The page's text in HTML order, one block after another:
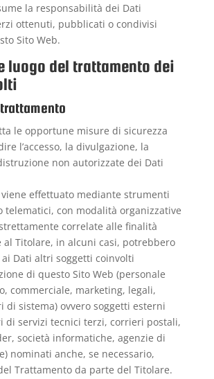
la responsabilità dei Dati
ottenuti, pubblicati o condivisi
Sito Web.
luogo del trattamento dei
le opportune misure di sicurezza
l’accesso, la divulgazione, la
non autorizzate dei Dati
effettuato mediante strumenti
telematici, con modalità organizzative
correlate alle finalità
al Titolare, in alcuni casi, potrebbero
ai Dati altri soggetti coinvolti
di questo Sito Web (personale
commerciale, marketing, legali,
di sistema) ovvero soggetti esterni
di servizi tecnici terzi, corrieri postali,
società informatiche, agenzie di
nominati anche, se necessario,
Trattamento da parte del Titolare.